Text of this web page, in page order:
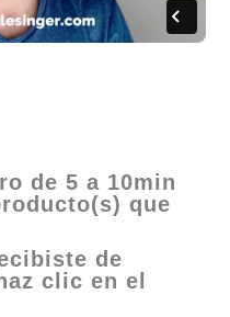
de 5 a 10min
que
de
clic en el